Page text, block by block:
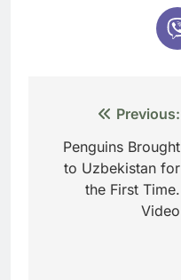
Навигация
по
записям
Previous:
Penguins Brought
to Uzbekistan for
the First Time.
Video